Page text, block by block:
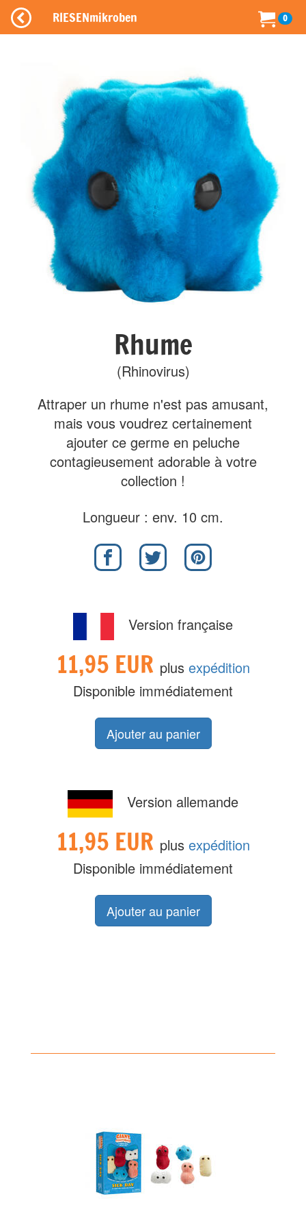
RIESENmikroben 0
Rhume
(Rhinovirus)
Attraper un rhume n'est pas amusant,
mais vous voudrez certainement
ajouter ce germe en peluche
contagieusement adorable à votre
collection !
Longueur : env. 10 cm.
Version française
11,95 EUR plus expédition
Disponible immédiatement
Version allemande
11,95 EUR plus expédition
Disponible immédiatement